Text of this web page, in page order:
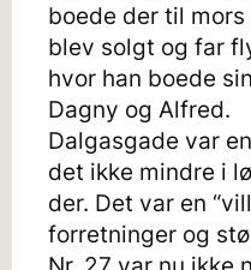
boede der til
blev solgt og far
hvor han boede
Dagny og Alfred.
Dalgasgade var
det ikke mindre i
der. Det var en
forretninger og